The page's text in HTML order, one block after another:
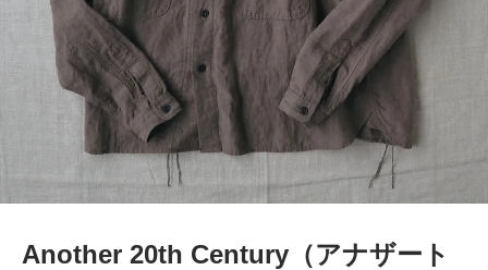
Another 20th Century（アナザート